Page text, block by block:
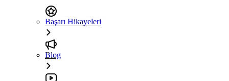
Başarı Hikayeleri
Blog